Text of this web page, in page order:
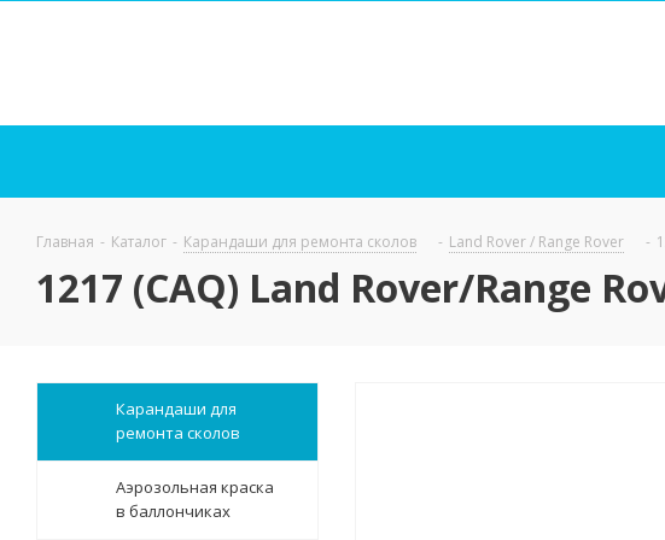
Главная - Каталог - Карандаши для ремонта сколов - Land Rover / Range Rover -
1217 (CAQ) Land Rover/Range
Карандаши для
ремонта сколов
Аэрозольная краска
в баллончиках